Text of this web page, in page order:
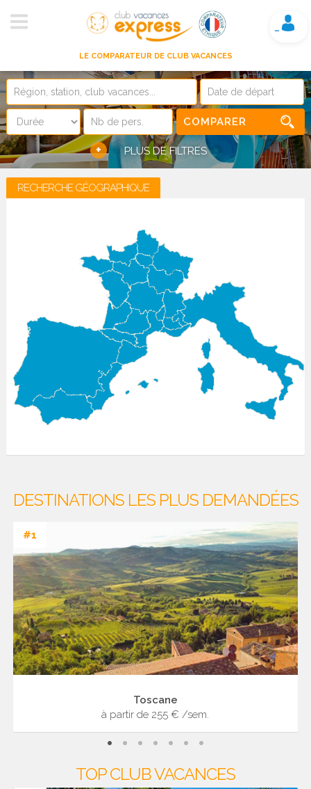
LE COMPARATEUR DE CLUB VACANCES
Mon compte
COMPARER
+ PLUS DE FILTRES
RECHERCHE GÉOGRAPHIQUE
DESTINATIONS LES PLUS DEMANDÉES
#1
Toscane
à partir de 255 € /sem.
TOP CLUB VACANCES